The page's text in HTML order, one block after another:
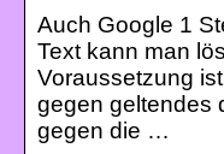
Auch Google 1
Text kann man
Voraussetzung
gegen geltendes
gegen die …